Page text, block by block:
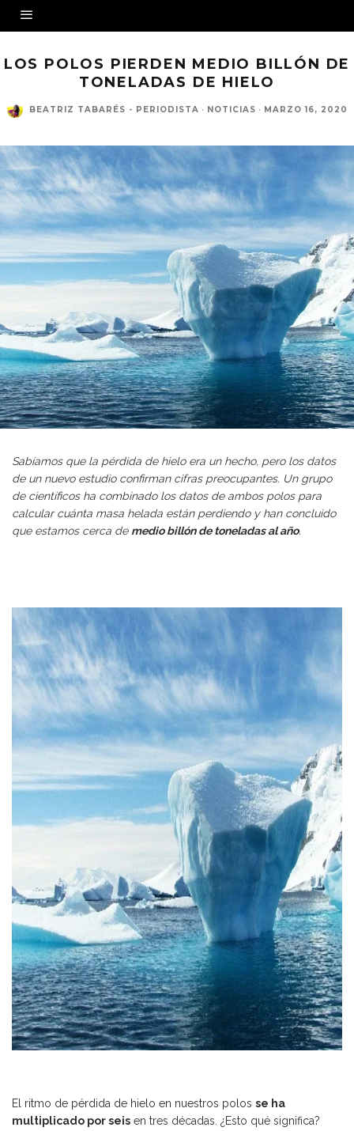
LOS POLOS PIERDEN MEDIO BILLÓN DE
TONELADAS DE HIELO
BEATRIZ TABARÉS - PERIODISTA · NOTICIAS · MARZO 16, 2020
Sabíamos que la pérdida de hielo era un hecho, pero los datos
de un nuevo estudio confirman cifras preocupantes. Un grupo
de científicos ha combinado los datos de ambos polos para
calcular cuánta masa helada están perdiendo y han concluido
que estamos cerca de medio billón de toneladas al año.
El ritmo de pérdida de hielo en nuestros polos se ha
multiplicado por seis en tres décadas. ¿Esto qué significa?